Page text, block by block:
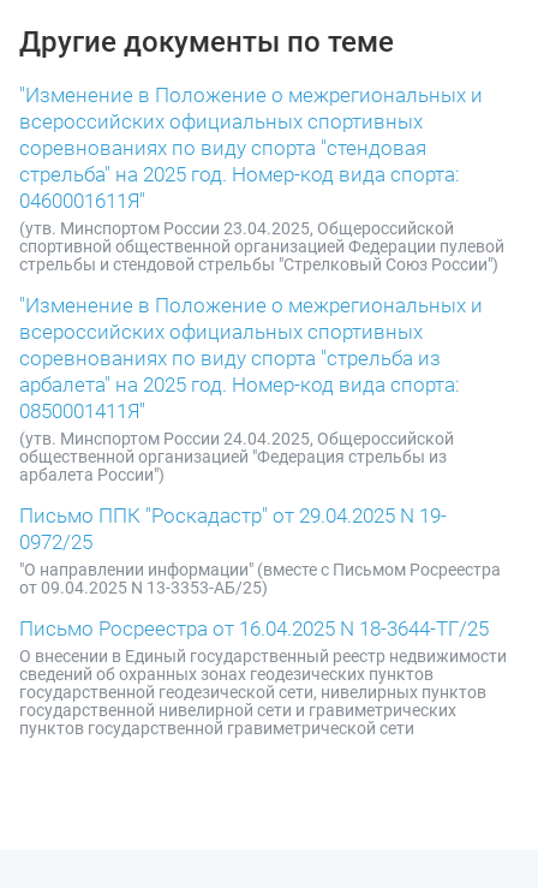
Другие документы по теме
"Изменение в Положение о межрегиональных и
всероссийских официальных спортивных
соревнованиях по виду спорта "стендовая
стрельба" на 2025 год. Номер-код вида спорта:
0460001611Я"
(утв. Минспортом России 23.04.2025, Общероссийской
спортивной общественной организацией Федерации пулевой
стрельбы и стендовой стрельбы "Стрелковый Союз России")
"Изменение в Положение о межрегиональных и
всероссийских официальных спортивных
соревнованиях по виду спорта "стрельба из
арбалета" на 2025 год. Номер-код вида спорта:
0850001411Я"
(утв. Минспортом России 24.04.2025, Общероссийской
общественной организацией "Федерация стрельбы из
арбалета России")
Письмо ППК "Роскадастр" от 29.04.2025 N 19-
0972/25
"О направлении информации" (вместе с Письмом Росреестра
от 09.04.2025 N 13-3353-АБ/25)
Письмо Росреестра от 16.04.2025 N 18-3644-ТГ/25
О внесении в Единый государственный реестр недвижимости
сведений об охранных зонах геодезических пунктов
государственной геодезической сети, нивелирных пунктов
государственной нивелирной сети и гравиметрических
пунктов государственной гравиметрической сети